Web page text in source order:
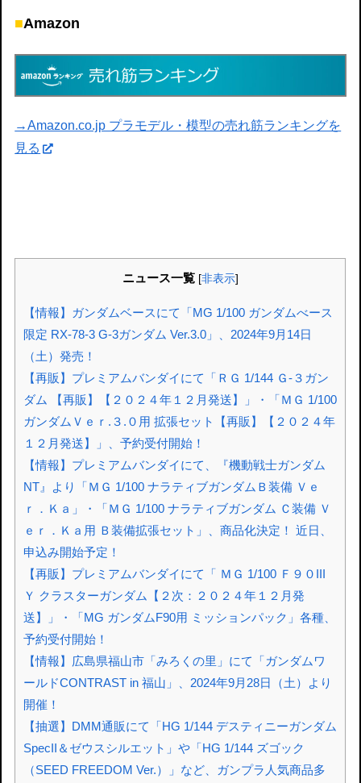
■Amazon
→Amazon.co.jp プラモデル・模型の売れ筋ランキングを
見る
ニュース一覧 [非表示]
【情報】ガンダムベースにて「MG 1/100 ガンダムべース
限定 RX-78-3 G-3ガンダム Ver.3.0」、2024年9月14日
（土）発売！
【再販】プレミアムバンダイにて「ＲＧ 1/144 Ｇ-３ガン
ダム 【再販】【２０２４年１２月発送】」・「ＭＧ 1/100
ガンダムＶｅｒ.３.０用 拡張セット【再販】【２０２４年
１２月発送】」、予約受付開始！
【情報】プレミアムバンダイにて、『機動戦士ガンダム
NT』より「ＭＧ 1/100 ナラティブガンダムＢ装備 Ｖｅ
ｒ．Ｋａ」・「ＭＧ 1/100 ナラティブガンダム Ｃ装備 Ｖ
ｅｒ．Ｋａ用 Ｂ装備拡張セット」、商品化決定！ 近日、
申込み開始予定！
【再販】プレミアムバンダイにて「 ＭＧ 1/100 Ｆ９０III
Ｙ クラスターガンダム【２次：２０２４年１２月発
送】」・「MG ガンダムF90用 ミッションパック」各種、
予約受付開始！
【情報】広島県福山市「みろくの里」にて「ガンダムワ
ールドCONTRAST in 福山」、2024年9月28日（土）より
開催！
【抽選】DMM通販にて「HG 1/144 デスティニーガンダム
SpecII＆ゼウスシルエット」や「HG 1/144 ズゴック
（SEED FREEDOM Ver.）」など、ガンプラ人気商品多